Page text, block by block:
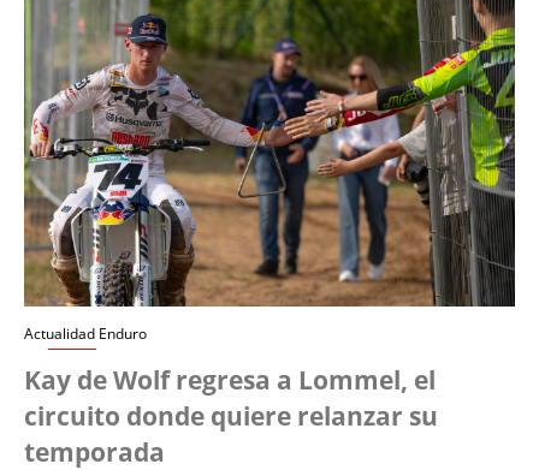
Actualidad Enduro
Kay de Wolf regresa a Lommel, el
circuito donde quiere relanzar su
temporada